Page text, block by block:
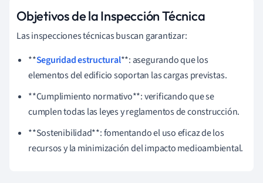
Objetivos de la Inspección Técnica
Las inspecciones técnicas buscan garantizar:
**Seguridad estructural**: asegurando que los
elementos del edificio soportan las cargas previstas.
**Cumplimiento normativo**: verificando que se
cumplen todas las leyes y reglamentos de construcción.
**Sostenibilidad**: fomentando el uso eficaz de los
recursos y la minimización del impacto medioambiental.